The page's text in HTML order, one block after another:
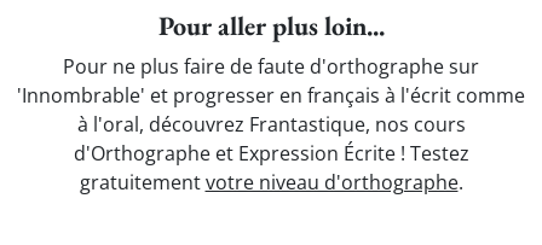
Pour aller plus loin...
Pour ne plus faire de faute d'orthographe sur
'Innombrable' et progresser en français à l'écrit comme
à l'oral, découvrez Frantastique, nos cours
d'Orthographe et Expression Écrite ! Testez
gratuitementvotre niveau d'orthographe.